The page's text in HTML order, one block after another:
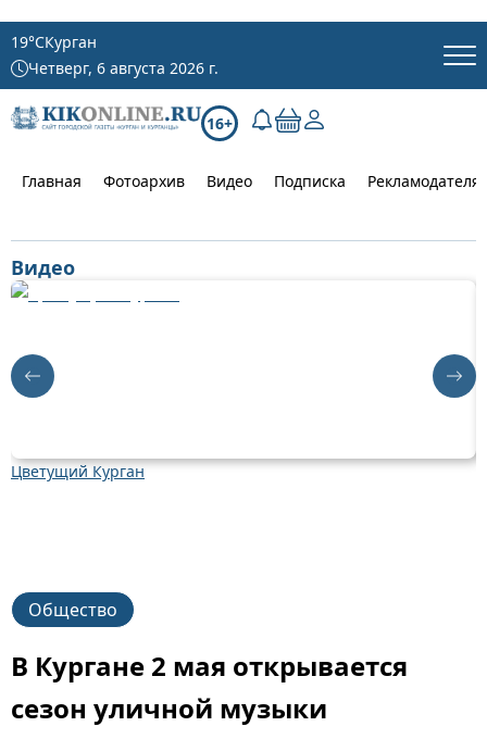
19°CКурган
Четверг, 6 августа 2026 г.
16+
Главная Фотоархив Видео Подписка
Видео
Цветущий Курган
Общество
В Кургане 2 мая открывается
сезон уличной музыки